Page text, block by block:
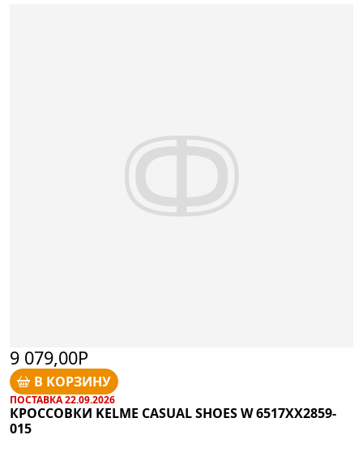
9 079,00Р
В КОРЗИНУ
ПОСТАВКА 22.09.2026
КРОССОВКИ KELME CASUAL SHOES W 6517XX2859-
015